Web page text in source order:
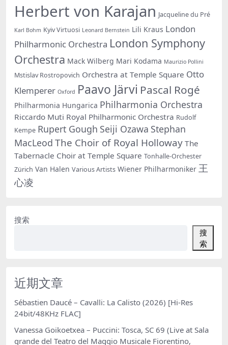
Herbert von Karajan Jacqueline du Pré
Karl Bohm Kyiv Virtuosi Leonard Bernstein Lili Kraus London
Philharmonic Orchestra London Symphony
Orchestra Mack Wilberg Mari Kodama Maurizio Pollini
Mstislav Rostropovich Orchestra at Temple Square Otto
Klemperer Oxford Paavo Järvi Pascal Rogé
Philharmonia Hungarica Philharmonia Orchestra
Riccardo Muti Royal Philharmonic Orchestra Rudolf
Kempe Rupert Gough Seiji Ozawa Stephan
MacLeod The Choir of Royal Holloway The
Tabernacle Choir at Temple Square Tonhalle-Orchester
Zürich Van Halen Various Artists Wiener Philharmoniker 王
心凌
搜索
搜
索
近期文章
Sébastien Daucé – Cavalli: La Calisto (2026) [Hi-Res
24bit/48KHz FLAC]
Vanessa Goikoetxea – Puccini: Tosca, SC 69 (Live at Sala
grande del Teatro del Maggio Musicale Fiorentino,